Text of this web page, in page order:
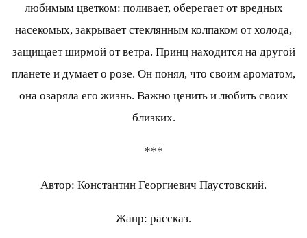
любимым цветком: поливает, оберегает от вредных
насекомых, закрывает стеклянным колпаком от холода,
защищает ширмой от ветра. Принц находится на другой
планете и думает о розе. Он понял, что своим ароматом,
она озаряла его жизнь. Важно ценить и любить своих
близких.
***
Автор: Константин Георгиевич Паустовский.
Жанр: рассказ.